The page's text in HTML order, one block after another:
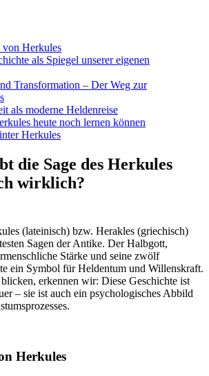
von Herkules
als Spiegel unserer eigenen
Transformation – Der Weg zur
als moderne Heldenreise
heute noch lernen können
Herkules
die Sage des Herkules
wirklich?
(lateinisch) bzw. Herakles (griechisch)
Sagen der Antike. Der Halbgott,
Stärke und seine zwölf
ein Symbol für Heldentum und Willenskraft.
erkennen wir: Diese Geschichte ist
– sie ist auch ein psychologisches Abbild
Herkules